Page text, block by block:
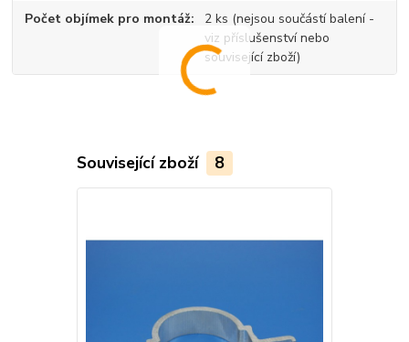
Počet objímek pro montáž
2 ks (nejsou součástí balení -
viz příslušenství nebo
související zboží)
Související zboží 8